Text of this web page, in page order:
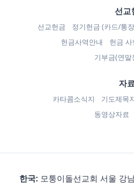
선교
선교헌금 정기헌금 (카드/통
헌금사역안내
헌금
기부금(연말
자
카타콤소식지 기도제목
동영상자료
한국: 모퉁이돌선교회 서울 강